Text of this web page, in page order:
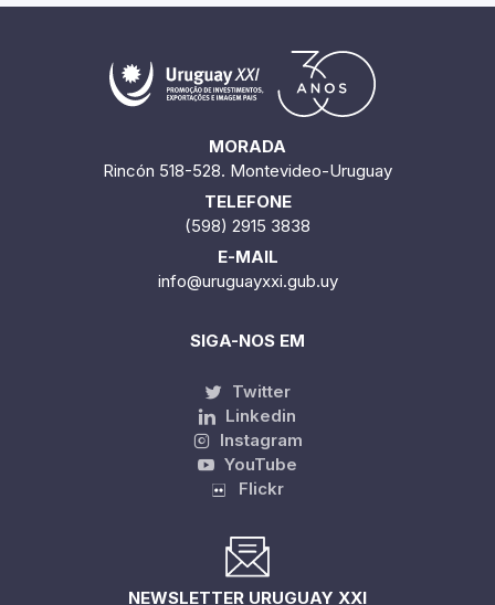
MORADA
Rincón 518-528. Montevideo-Uruguay
TELEFONE
(598) 2915 3838
E-MAIL
info@uruguayxxi.gub.uy
SIGA-NOS EM
Twitter
Linkedin
Instagram
YouTube
Flickr
NEWSLETTER URUGUAY XXI